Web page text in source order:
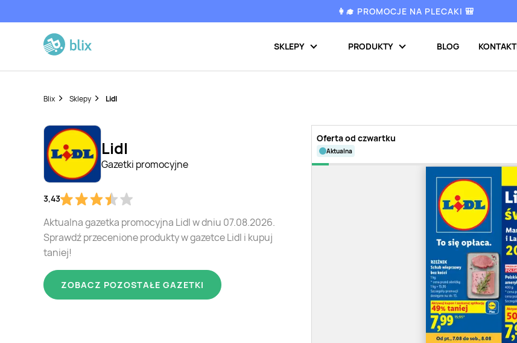
👩‍🎓 PROMOCJE NA PLECAKI 🎒
SKLEPY PRODUKTY BLOG KONTAKT
Blix Sklepy Lidl
Lidl
Gazetki promocyjne
3,43
Aktualna gazetka promocyjna Lidl w dniu 07.08.2026.
Sprawdź przecenione produkty w gazetce Lidl i kupuj
taniej!
ZOBACZ POZOSTAŁE GAZETKI
Oferta od czwartku
aktualna